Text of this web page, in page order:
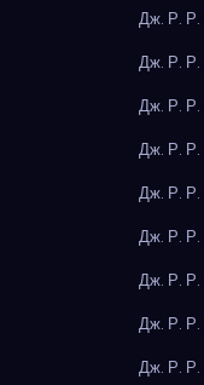
Дж. Р. Р.
Дж. Р. Р.
Дж. Р. Р.
Дж. Р. Р.
Дж. Р. Р.
Дж. Р. Р.
Дж. Р. Р.
Дж. Р. Р.
Дж. Р. Р.